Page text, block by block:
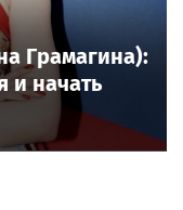
Грамагина):
и начать